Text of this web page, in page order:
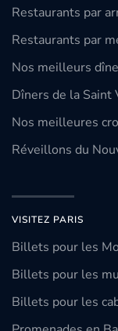
Restaurants par
Restaurants par
Nos meilleurs
Dîners de la Saint
Nos meilleures
Réveillons du
VISITEZ PARIS
Billets pour les
Billets pour les
Billets pour les